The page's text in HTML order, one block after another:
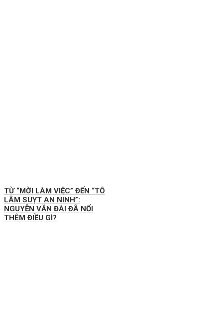
TỪ “MỜI LÀM VIỆC” ĐẾN “TÔ
LÂM SUỴT AN NINH”:
NGUYỄN VĂN ĐÀI ĐÃ NỐI
THÊM ĐIỀU GÌ?